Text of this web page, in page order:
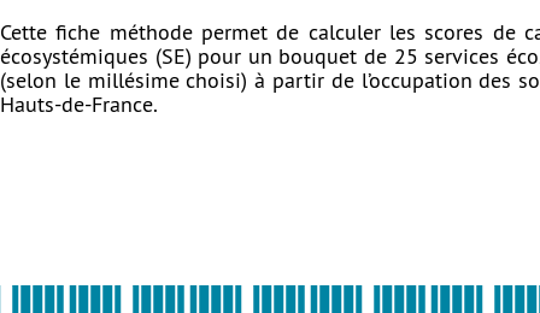
Cette fiche méthode permet de calculer les scores de
écosystémiques (SE) pour un bouquet de 25 services
(selon le millésime choisi) à partir de l’occupation des
Hauts-de-France.